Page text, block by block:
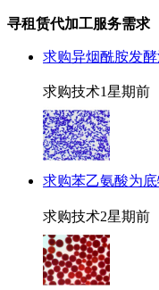
寻租赁代加工服务需求
求购异烟酰胺发
求购技术1星期前
求购苯乙氨酸为
求购技术2星期前